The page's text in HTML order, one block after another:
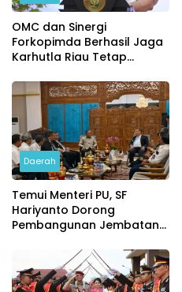
OMC dan Sinergi
Forkopimda Berhasil Jaga
Karhutla Riau Tetap
Daerah
Temui Menteri PU, SF
Hariyanto Dorong
Pembangunan Jembatan